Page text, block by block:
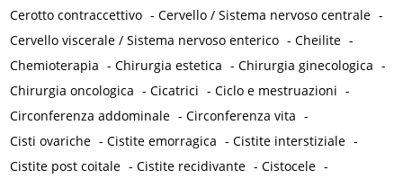
Cerotto contraccettivo -Cervello / Sistema nervoso centrale -
Cervello viscerale / Sistema nervoso enterico -Cheilite -
Chemioterapia -Chirurgia estetica -Chirurgia ginecologica -
Chirurgia oncologica -Cicatrici -Ciclo e mestruazioni -
Circonferenza addominale -Circonferenza vita -
Cisti ovariche -Cistite emorragica -Cistite interstiziale -
Cistite post coitale -Cistite recidivante -Cistocele -